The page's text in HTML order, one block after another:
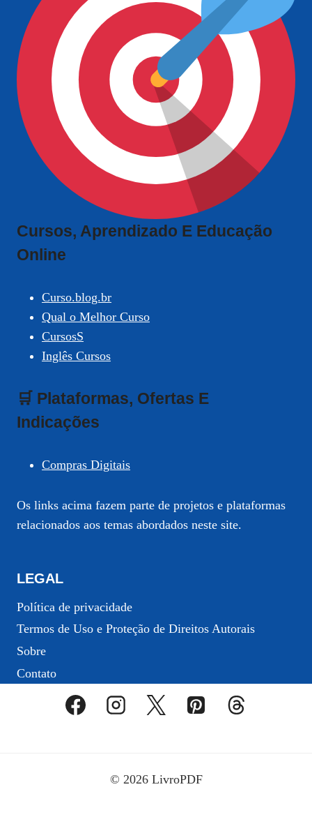
Cursos, Aprendizado E Educação
Online
Curso.blog.br
Qual o Melhor Curso
CursosS
Inglês Cursos
🛒 Plataformas, Ofertas E
Indicações
Compras Digitais
Os links acima fazem parte de projetos e plataformas
relacionados aos temas abordados neste site.
LEGAL
Política de privacidade
Termos de Uso e Proteção de Direitos Autorais
Sobre
Contato
© 2026 LivroPDF